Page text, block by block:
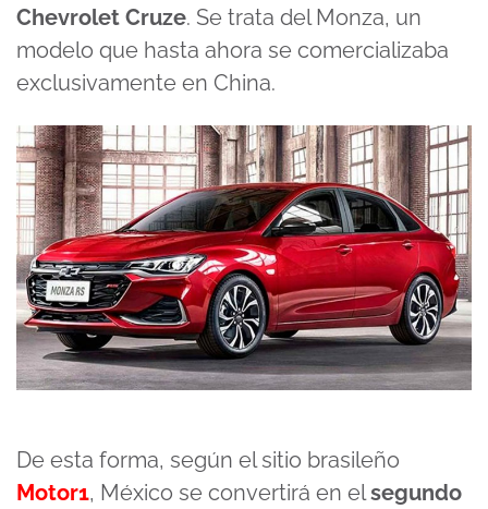
Chevrolet Cruze. Se trata del Monza, un
modelo que hasta ahora se comercializaba
exclusivamente en China.
De esta forma, según el sitio brasileño
Motor1, México se convertirá en elsegundo